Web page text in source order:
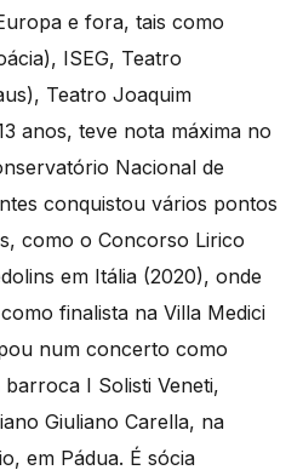
e fora, tais como
ISEG, Teatro
Teatro Joaquim
anos, teve nota máxima no
Nacional de
conquistou vários pontos
como o Concorso Lirico
em Itália (2020), onde
finalista na Villa Medici
num concerto como
I Solisti Veneti,
Giuliano Carella, na
em Pádua. É sócia